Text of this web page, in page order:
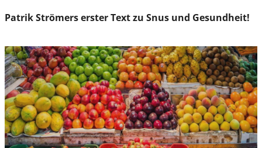
Patrik Strömers erster Text zu Snus und Gesundheit!